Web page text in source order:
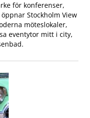
för konferenser,
Stockholm View
möteslokaler,
eventytor mitt i city,